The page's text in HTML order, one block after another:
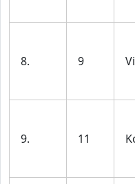
8. 9
9. 11